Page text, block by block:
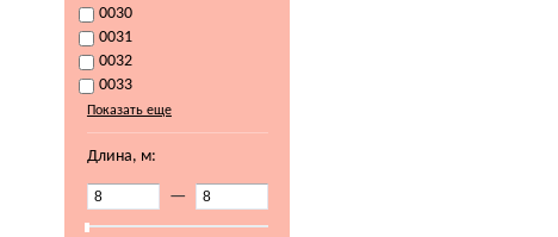
0030
0031
0032
0033
Показать еще
Длина, м:
—